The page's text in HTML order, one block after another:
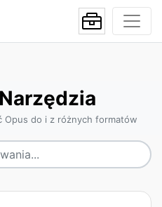
Opus do i z różnych formatów